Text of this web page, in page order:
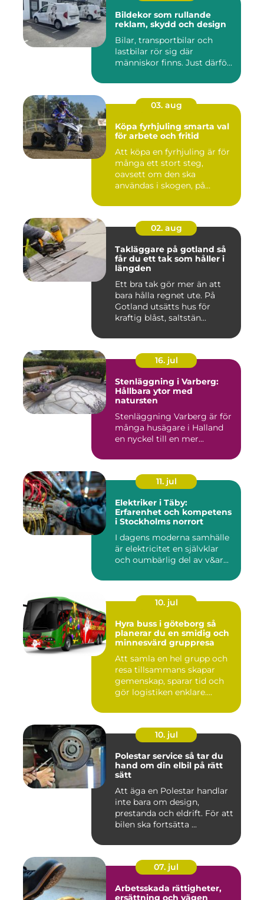
Bildekor som rullande
reklam, skydd och design
Bilar, transportbilar och
lastbilar rör sig där
människor finns. Just därfö...
03. aug
Köpa fyrhjuling smarta val
för arbete och fritid
Att köpa en fyrhjuling är för
många ett stort steg,
oavsett om den ska
användas i skogen, på
02. aug
Takläggare på gotland så
får du ett tak som håller i
längden
Ett bra tak gör mer än att
bara hålla regnet ute. På
Gotland utsätts hus för
kraftig blåst, saltstän...
16. jul
Stenläggning i Varberg:
Hållbara ytor med
natursten
Stenläggning Varberg är för
många husägare i Halland
en nyckel till en mer...
11. jul
Elektriker i Täby:
Erfarenhet och kompetens
i Stockholms norrort
I dagens moderna samhälle
är elektricitet en självklar
och oumbärlig del av v&ar...
10. jul
Hyra buss i göteborg så
planerar du en smidig och
minnesvärd gruppresa
Att samla en hel grupp och
resa tillsammans skapar
gemenskap, sparar tid och
gör logistiken enklare....
10. jul
Polestar service så tar du
hand om din elbil på rätt
sätt
Att äga en Polestar handlar
inte bara om design,
prestanda och eldrift. För att
bilen ska fortsätta ...
07. jul
Arbetsskada rättigheter,
ersättning och vägen